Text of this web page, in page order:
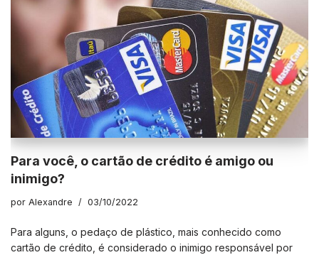
Para você, o cartão de crédito é amigo ou
inimigo?
por Alexandre 03/10/2022
Para alguns, o pedaço de plástico, mais conhecido como
cartão de crédito, é considerado o inimigo responsável por